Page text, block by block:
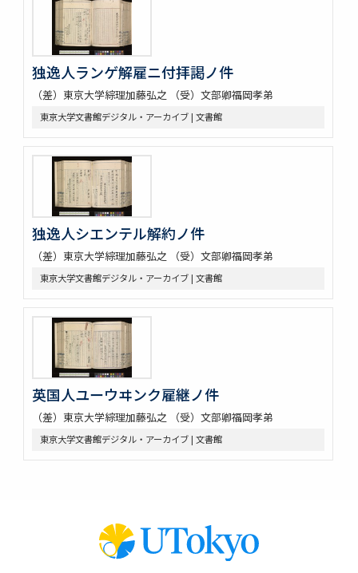
独逸人ランゲ解雇ニ付拝謁ノ件
（差）東京大学綜理加藤弘之 （受）文部卿福岡孝弟
東京大学文書館デジタル・アーカイブ | 文書館
独逸人シエンテル解約ノ件
（差）東京大学綜理加藤弘之 （受）文部卿福岡孝弟
東京大学文書館デジタル・アーカイブ | 文書館
英国人ユーウヰンク雇継ノ件
（差）東京大学綜理加藤弘之 （受）文部卿福岡孝弟
東京大学文書館デジタル・アーカイブ | 文書館